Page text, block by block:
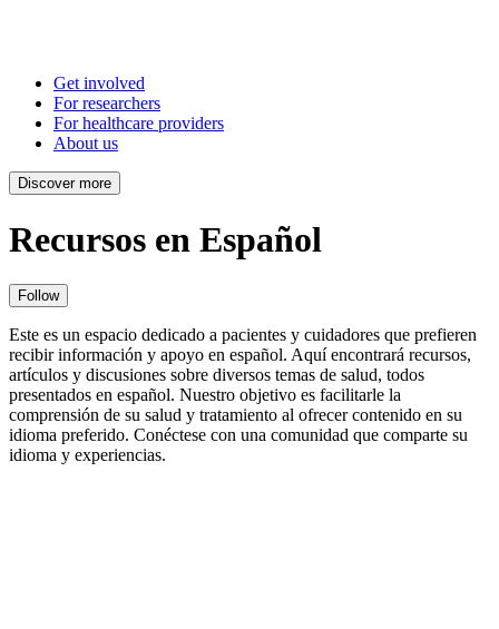
Get involved
For researchers
For healthcare providers
About us
Discover more
Recursos en Español
Follow
Este es un espacio dedicado a pacientes y cuidadores que prefieren
recibir información y apoyo en español. Aquí encontrará recursos,
artículos y discusiones sobre diversos temas de salud, todos
presentados en español. Nuestro objetivo es facilitarle la
comprensión de su salud y tratamiento al ofrecer contenido en su
idioma preferido. Conéctese con una comunidad que comparte su
idioma y experiencias.